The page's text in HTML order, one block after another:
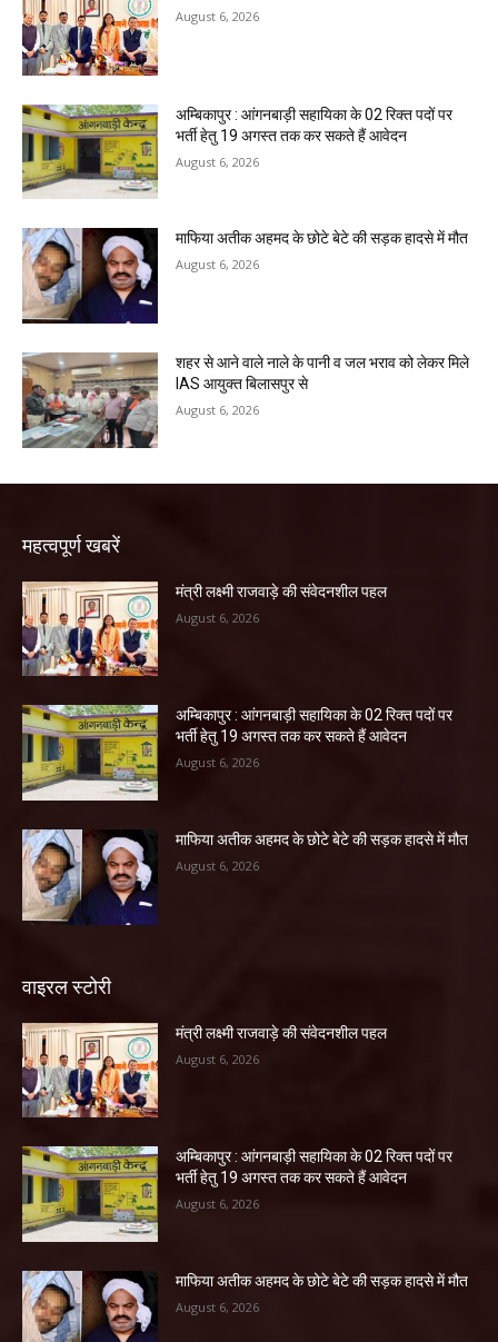
August 6, 2026
अम्बिकापुर : आंगनबाड़ी सहायिका के 02 रिक्त पदों पर
भर्ती हेतु 19 अगस्त तक कर सकते हैं आवेदन
August 6, 2026
माफिया अतीक अहमद के छोटे बेटे की सड़क हादसे में मौत
August 6, 2026
शहर से आने वाले नाले के पानी व जल भराव को लेकर मिले
IAS आयुक्त बिलासपुर से
August 6, 2026
महत्वपूर्ण खबरें
मंत्री लक्ष्मी राजवाड़े की संवेदनशील पहल
August 6, 2026
अम्बिकापुर : आंगनबाड़ी सहायिका के 02 रिक्त पदों पर
भर्ती हेतु 19 अगस्त तक कर सकते हैं आवेदन
August 6, 2026
माफिया अतीक अहमद के छोटे बेटे की सड़क हादसे में मौत
August 6, 2026
वाइरल स्टोरी
मंत्री लक्ष्मी राजवाड़े की संवेदनशील पहल
August 6, 2026
अम्बिकापुर : आंगनबाड़ी सहायिका के 02 रिक्त पदों पर
भर्ती हेतु 19 अगस्त तक कर सकते हैं आवेदन
August 6, 2026
माफिया अतीक अहमद के छोटे बेटे की सड़क हादसे में मौत
August 6, 2026